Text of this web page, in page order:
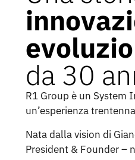
da 30
R1 Group è un System
un’esperienza
Nata dalla vision di
President & Founder –